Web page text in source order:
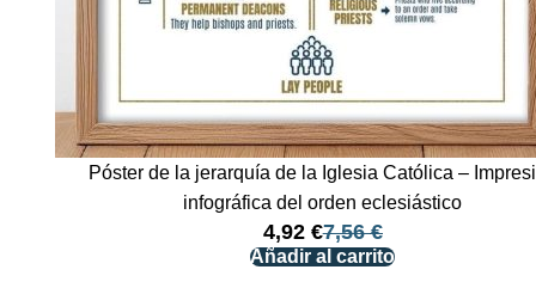
Póster de la jerarquía de la Iglesia Católica –
infográfica del orden eclesiástico
7,56€
4,92 €
Añadir al carrito